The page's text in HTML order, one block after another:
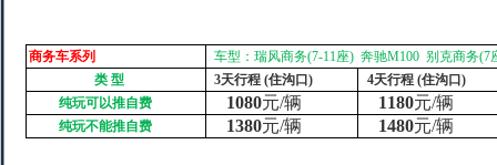
商务车系列 车型：瑞风商务(7-11座) 奔驰M100 别克商务(7
类 型 3天行程 (住沟口 ) 4天行程(住沟口 )
纯玩可以推自费
1080元/辆 1180元/辆
纯玩不能推自费 1380元/辆 1480元/辆